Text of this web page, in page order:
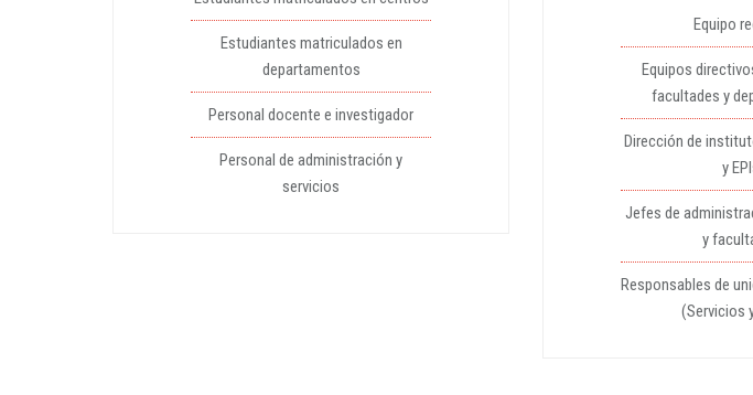
Estudiantes matriculados en
departamentos
Personal docente e investigador
Personal de administración y
servicios
Equipo
Equipos
facultades y
Dirección de
y
Jefes de
y
Responsables de
(Servicios